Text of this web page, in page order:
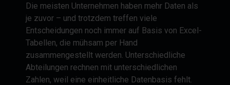
Die meisten Unternehmen haben mehr Daten als
je zuvor – und trotzdem treffen viele
Entscheidungen noch immer auf Basis von Excel-
Tabellen, die mühsam per Hand
zusammengestellt werden. Unterschiedliche
Abteilungen rechnen mit unterschiedlichen
Zahlen, weil eine einheitliche Datenbasis fehlt.